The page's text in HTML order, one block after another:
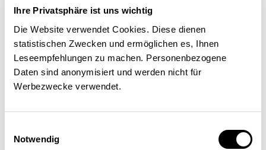
Ihre Privatsphäre ist uns wichtig
Die Website verwendet Cookies. Diese dienen
statistischen Zwecken und ermöglichen es, Ihnen
Leseempfehlungen zu machen. Personenbezogene
Daten sind anonymisiert und werden nicht für
Werbezwecke verwendet.
Notwendig
Anteil an allen Befragten
Während der Corona-Krise neu eingeführt
Während der Corona-Krise verstärkt/ausgebaut
0% 10%
Anmerkung: Die Zahlen basieren auf einer Ende August 2020
Massnahmen haben Sie dauerhaft als Folge der Corona-Krise in